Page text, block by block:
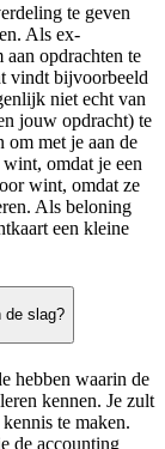
te geven
Als ex-
opdrachten te
vindt bijvoorbeeld
niet echt van
jouw opdracht) te
om met je aan de
omdat je een
wint, omdat ze
Als beloning
een kleine
de slag?
hebben waarin de
kennen. Je zult
te maken.
de accounting